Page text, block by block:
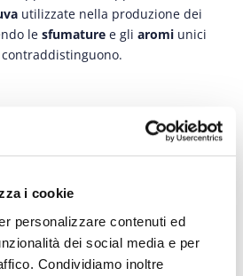
i cookie
personalizzare contenuti ed
dei social media e per
Condividiamo inoltre
utilizzate nella produzione dei
le sfumature e gli aromi unici
degustazioni di vini in Puglia si
Che tu sia unesperto
curioso, saremo lieti di farti
indimenticabile nel mondo dei